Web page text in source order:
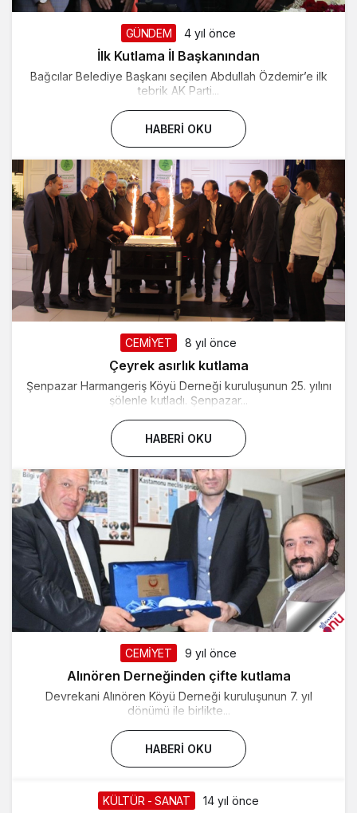
GÜNDEM 4 yıl önce
İlk Kutlama İl Başkanından
Bağcılar Belediye Başkanı seçilen Abdullah Özdemir’e ilk
tebrik AK Parti...
HABERI OKU
CEMİYET 8 yıl önce
Çeyrek asırlık kutlama
Şenpazar Harmangeriş Köyü Derneği kuruluşunun 25. yılını
şölenle kutladı. Şenpazar...
HABERI OKU
CEMİYET 9 yıl önce
Alınören Derneğinden çifte kutlama
Devrekani Alınören Köyü Derneği kuruluşunun 7. yıl
dönümü ile birlikte...
HABERI OKU
KÜLTÜR - SANAT 14 yıl önce